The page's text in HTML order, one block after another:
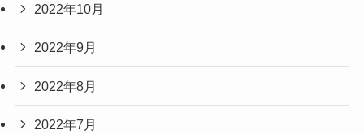
2022年10月
2022年9月
2022年8月
2022年7月